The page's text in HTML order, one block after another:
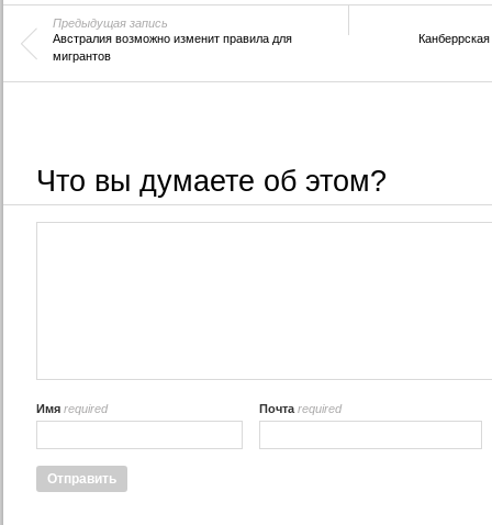
Предыдущая запись
Австралия возможно изменит правила для
мигрантов
Что вы думаете об этом?
Имя required Почта required